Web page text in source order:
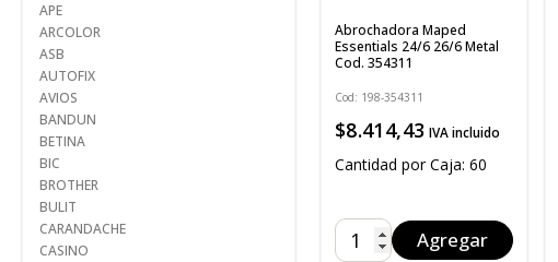
APE
ARCOLOR
ASB
AUTOFIX
AVIOS
BANDUN
BETINA
BIC
BROTHER
BULIT
CARANDACHE
CASINO
Abrochadora Maped
Essentials 24/6 26/6 Metal
Cod. 354311
Cod: 198-354311
$8.414,43 IVA incluido
Cantidad por Caja: 60
Agregar